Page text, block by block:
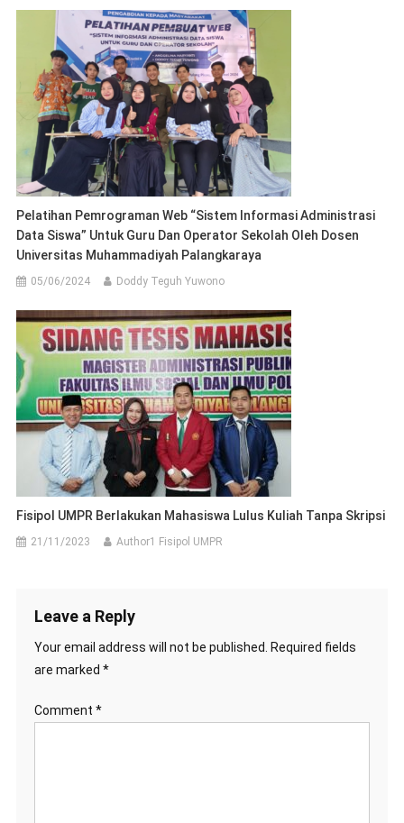
Pelatihan Pemrograman Web “Sistem Informasi Administrasi
Data Siswa” Untuk Guru Dan Operator Sekolah Oleh Dosen
Universitas Muhammadiyah Palangkaraya
05/06/2024 Doddy Teguh Yuwono
Fisipol UMPR Berlakukan Mahasiswa Lulus Kuliah Tanpa Skripsi
21/11/2023 Author1 Fisipol UMPR
Leave a Reply
Your email address will not be published. Required fields
are marked *
Comment *